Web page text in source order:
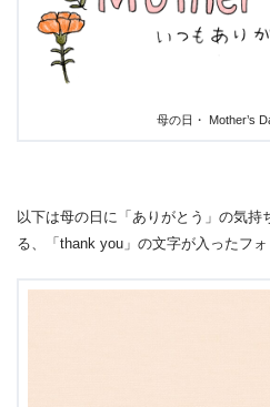
母の日・ Mother’s
以下は母の日に「ありがとう」の気持
る、「thank you」の文字が入ったフ